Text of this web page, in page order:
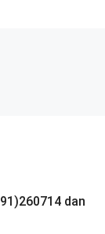
dan